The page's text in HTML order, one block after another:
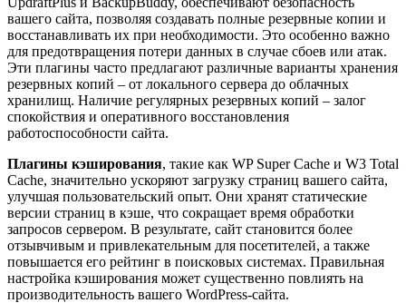
вашего сайта, позволяя создавать полные резервные копии и
восстанавливать их при необходимости. Это особенно важно
для предотвращения потери данных в случае сбоев или атак.
Эти плагины часто предлагают различные варианты хранения
резервных копий – от локального сервера до облачных
хранилищ. Наличие регулярных резервных копий – залог
спокойствия и оперативного восстановления
работоспособности сайта.
Плагины кэширования, такие как WP Super Cache и W3 Total
Cache, значительно ускоряют загрузку страниц вашего сайта,
улучшая пользовательский опыт. Они хранят статические
версии страниц в кэше, что сокращает время обработки
запросов сервером. В результате, сайт становится более
отзывчивым и привлекательным для посетителей, а также
повышается его рейтинг в поисковых системах. Правильная
настройка кэширования может существенно повлиять на
производительность вашего WordPress-сайта.